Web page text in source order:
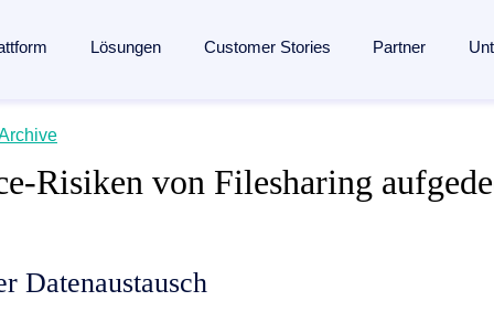
Content Automation
bis zur Archivierung: Eine KI-gestützte Plattform für
→
Lösungen
Fertigungsindustrie
Customer Stories Partner
Partner finden
Blog
Risiken von Filesharing
Datenaustausch